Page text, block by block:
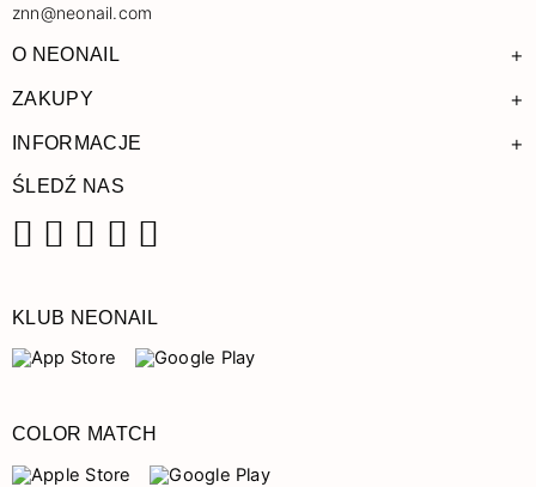
znn@neonail.com
O NEONAIL +
ZAKUPY +
INFORMACJE +
ŚLEDŹ NAS
KLUB NEONAIL
COLOR MATCH